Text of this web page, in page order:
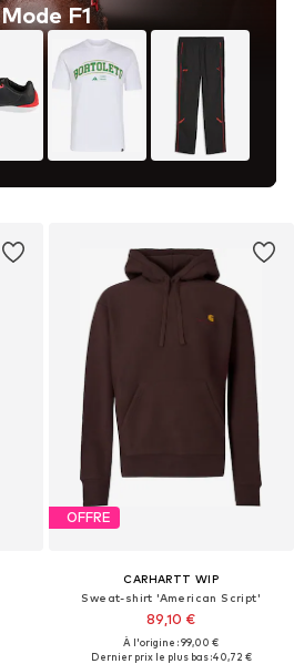
Mode F1
OFFRE
CARHARTT WIP
Sweat-shirt 'American Script'
89,10 €
À l'origine : 99,00 €
Dernier prix le plus bas :40,72 €